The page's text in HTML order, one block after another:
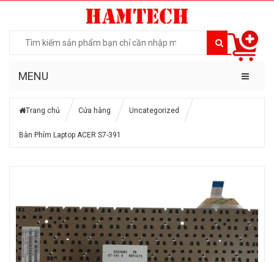
MENU
Trang chủ Cửa hàng Uncategorized
Bàn Phím Laptop ACER S7-391